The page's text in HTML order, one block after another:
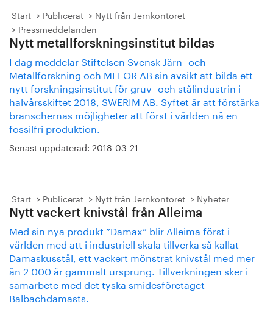
Start Publicerat
Nytt från Jernkontoret
Pressmeddelanden
Nytt metallforskningsinstitut bildas
I dag meddelar Stiftelsen Svensk Järn- och
Metallforskning och MEFOR AB sin avsikt att bilda ett
nytt forskningsinstitut för gruv- och stålindustrin i
halvårsskiftet 2018, SWERIM AB. Syftet är att förstärka
branschernas möjligheter att först i världen nå en
fossilfri produktion.
Senast uppdaterad: 2018-03-21
Start Publicerat Nytt från Jernkontoret Nyheter
Nytt vackert knivstål från Alleima
Med sin nya produkt ”Damax” blir Alleima först i
världen med att i industriell skala tillverka så kallat
Damaskusstål, ett vackert mönstrat knivstål med mer
än 2 000 år gammalt ursprung. Tillverkningen sker i
samarbete med det tyska smidesföretaget
Balbachdamasts.